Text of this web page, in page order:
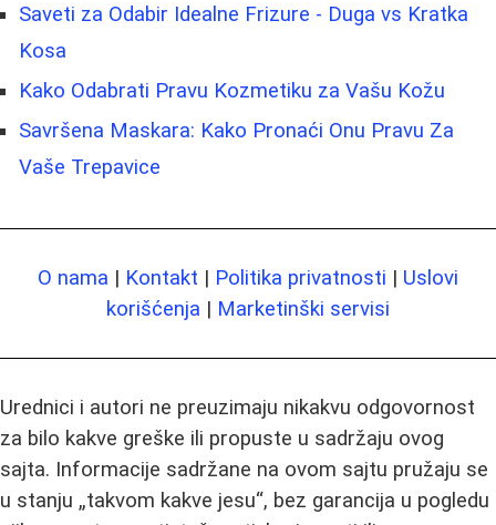
Saveti za Odabir Idealne Frizure - Duga vs Kratka
Kosa
Kako Odabrati Pravu Kozmetiku za Vašu Kožu
Savršena Maskara: Kako Pronaći Onu Pravu Za
Vaše Trepavice
O nama | Kontakt | Politika privatnosti | Uslovi
korišćenja | Marketinški servisi
Urednici i autori ne preuzimaju nikakvu odgovornost
za bilo kakve greške ili propuste u sadržaju ovog
sajta. Informacije sadržane na ovom sajtu pružaju se
u stanju „takvom kakve jesu“, bez garancija u pogledu